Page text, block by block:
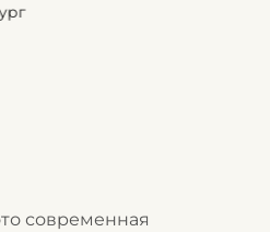
современная